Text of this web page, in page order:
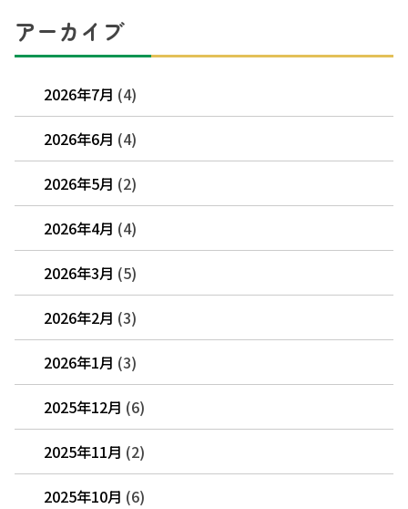
アーカイブ
2026年7月 (4)
2026年6月 (4)
2026年5月 (2)
2026年4月 (4)
2026年3月 (5)
2026年2月 (3)
2026年1月 (3)
2025年12月 (6)
2025年11月 (2)
2025年10月 (6)